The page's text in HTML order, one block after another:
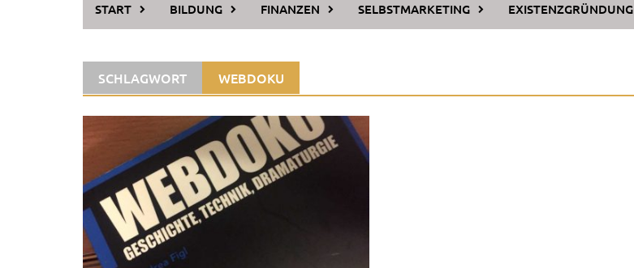
START BILDUNG FINANZEN SELBSTMARKETING EXISTENZGRÜNDUNG
SCHLAGWORT WEBDOKU